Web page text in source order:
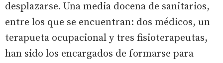
desplazarse. Una media docena de sanitarios,
entre los que se encuentran: dos médicos, un
terapueta ocupacional y tres fisioterapeutas,
han sido los encargados de formarse para